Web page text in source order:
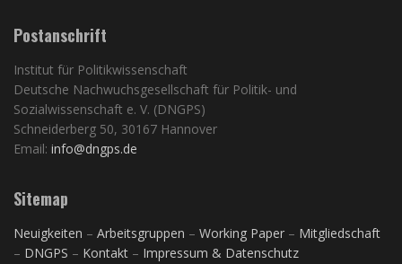
Postanschrift
Institut für Politikwissenschaft
Deutsche Nachwuchsgesellschaft für Politik- und
Sozialwissenschaft e. V. (DNGPS)
Schneiderberg 50, 30167 Hannover
Email: info@dngps.de
Sitemap
Neuigkeiten – Arbeitsgruppen – Working Paper – Mitgliedschaft
– DNGPS – Kontakt – Impressum & Datenschutz